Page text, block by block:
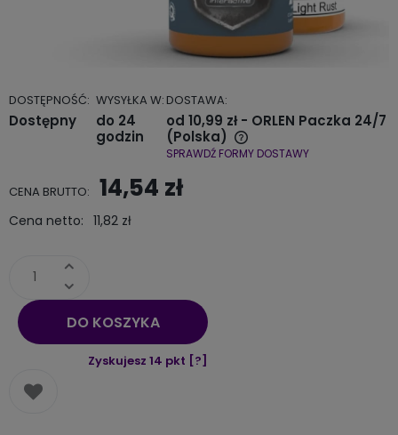
DOSTĘPNOŚĆ:
Dostępny
WYSYŁKA W:
do 24
godzin
DOSTAWA:
od 10,99 zł - ORLEN Paczka 24/7
(Polska)
Cena nie zawiera ewentualnych kosztów płatności
SPRAWDŹ FORMY DOSTAWY
CENA BRUTTO: 14,54 zł
Cena netto: 11,82 zł
DO KOSZYKA
Zyskujesz 14 pkt [?]